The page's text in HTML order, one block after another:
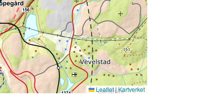
Leaflet| Kartverket